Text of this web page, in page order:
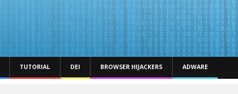
TUTORIAL DEI BROWSER HIJACKERS ADWARE